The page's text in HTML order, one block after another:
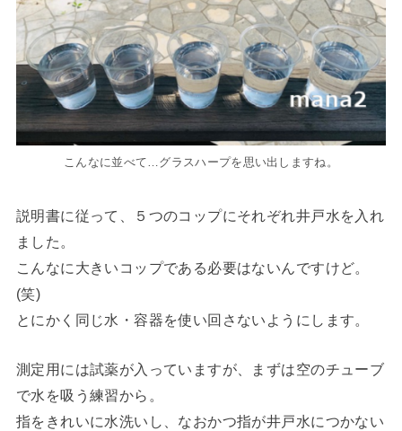
こんなに並べて…グラスハープを思い出しますね。
説明書に従って、５つのコップにそれぞれ井戸水を入れ
ました。
こんなに大きいコップである必要はないんですけど。
(笑)
とにかく同じ水・容器を使い回さないようにします。
測定用には試薬が入っていますが、まずは空のチューブ
で水を吸う練習から。
指をきれいに水洗いし、なおかつ指が井戸水につかない